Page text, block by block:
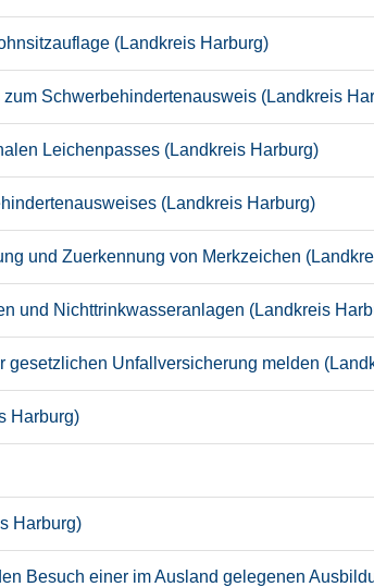
(Landkreis Harburg)
Schwerbehindertenausweis (Landkreis
Leichenpasses (Landkreis Harburg)
(Landkreis Harburg)
und Zuerkennung von Merkzeichen
und Nichttrinkwasseranlagen (Landkreis
gesetzlichen Unfallversicherung melden
Harburg)
Harburg)
Besuch einer im Ausland gelegenen